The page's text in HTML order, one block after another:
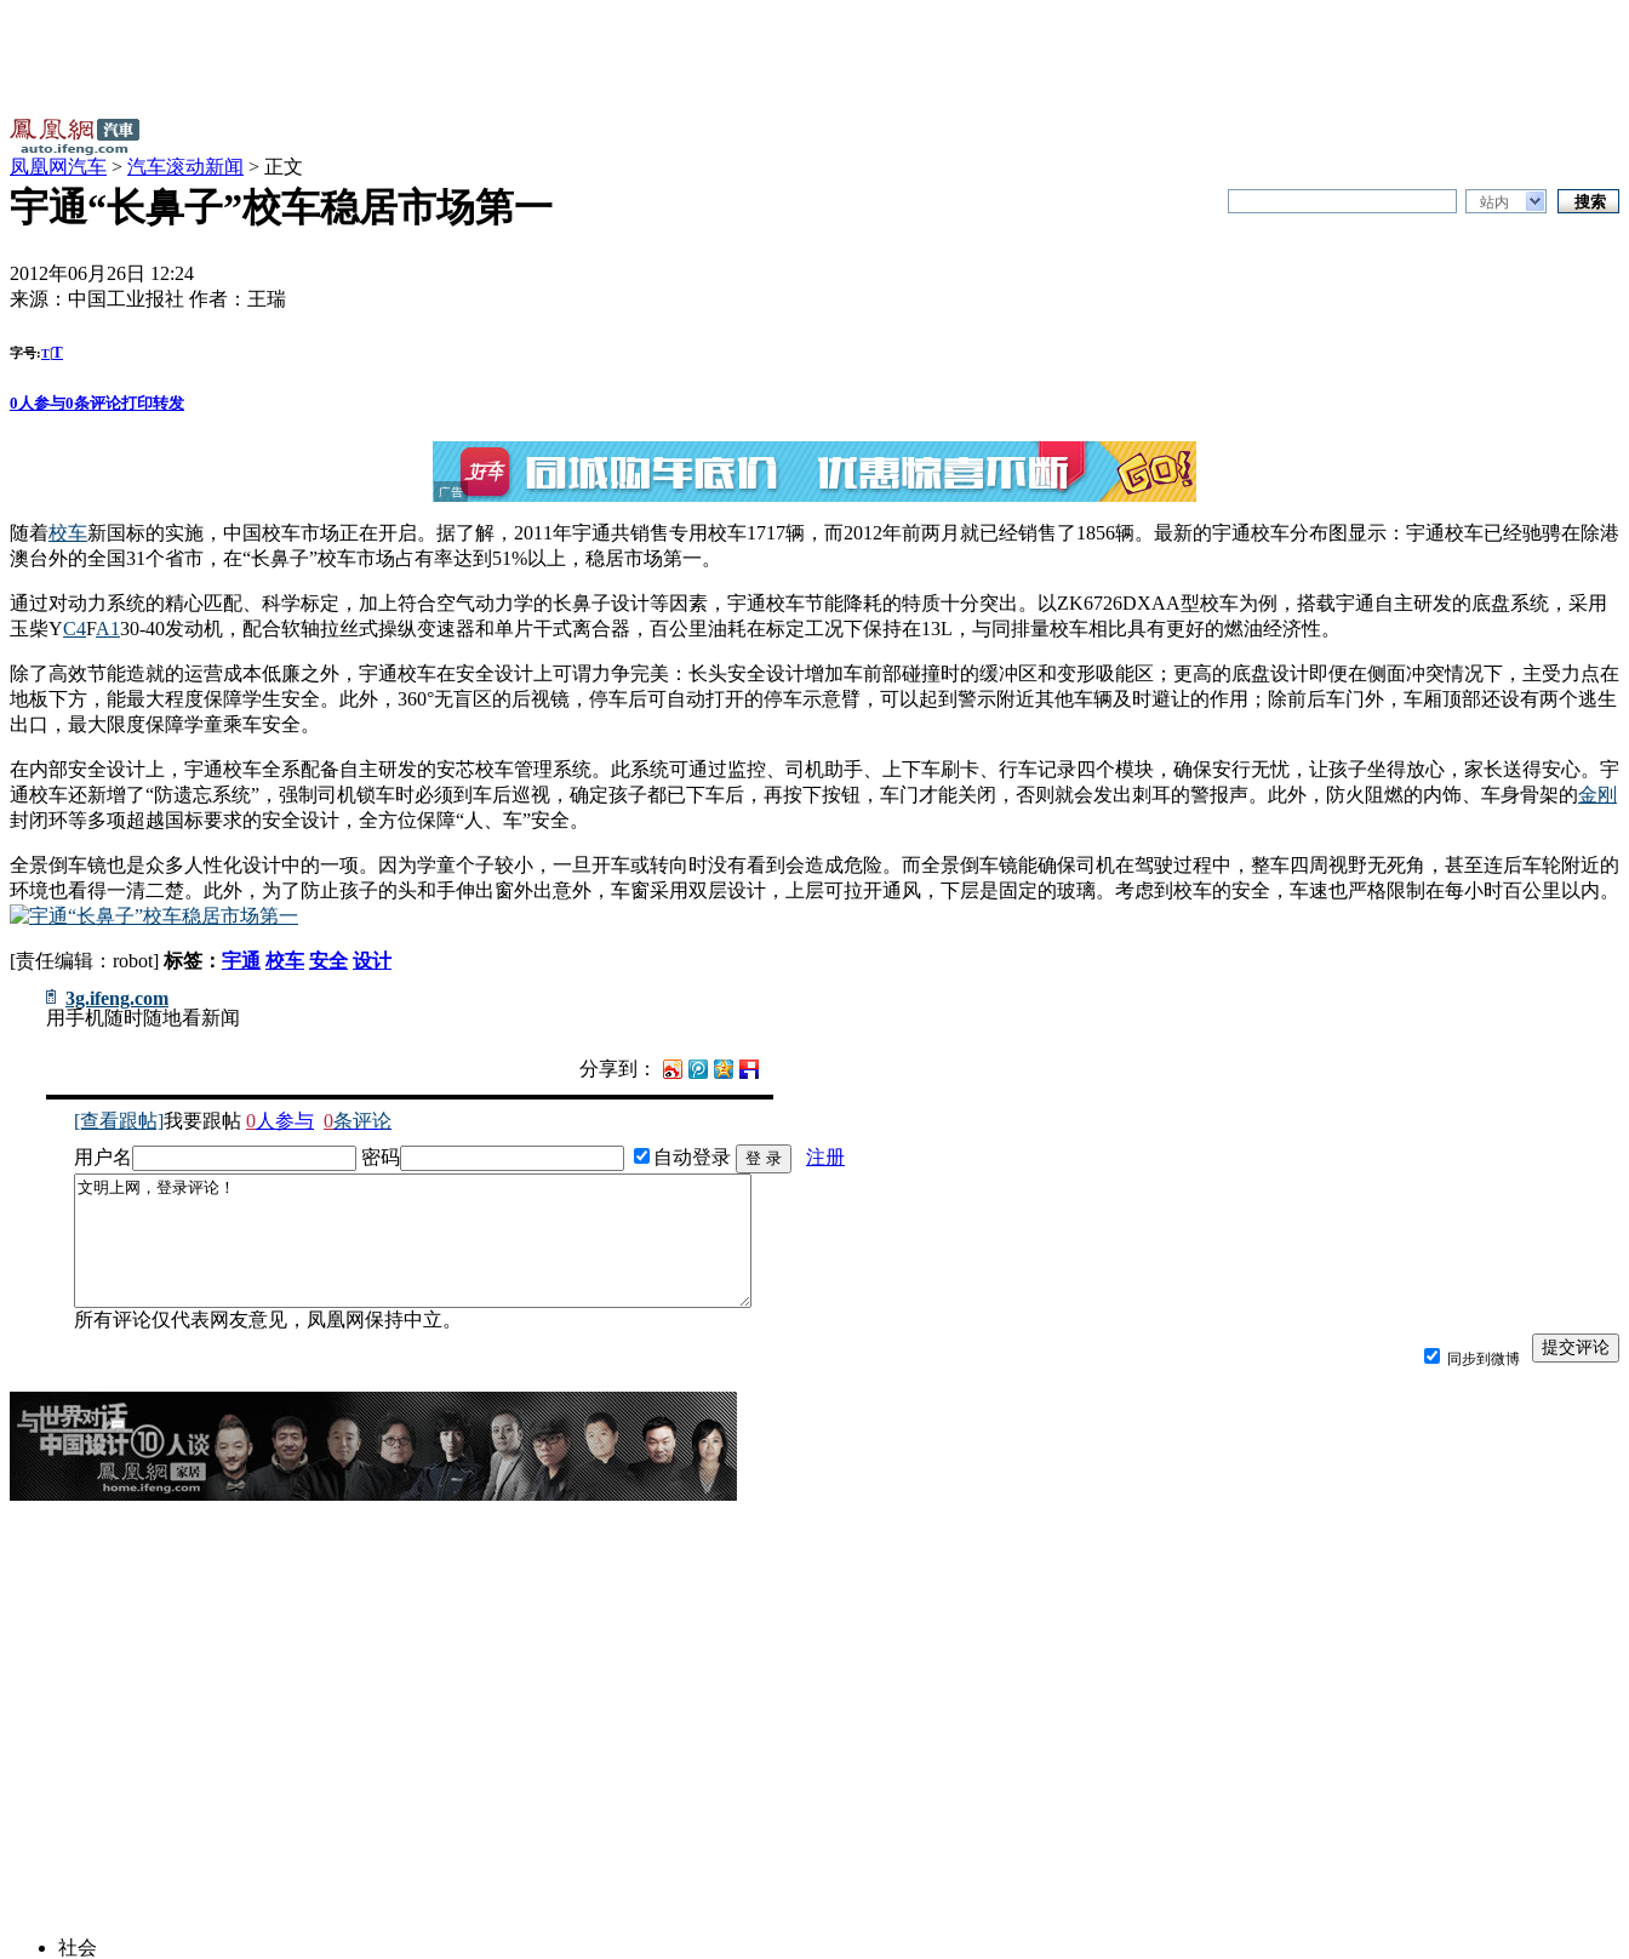
凤凰网汽车 > 汽车滚动新闻 > 正文
站内
宇通“长鼻子”校车稳居市场第一
2012年06月26日 12:24
来源： 中国工业报社 作者： 王瑞
字号:T|T
0 人参与0条评论打印转发
随着校车新国标的实施，中国校车市场正在开启。据了解，2011年宇通共销售专用校车1717辆，而2012年前两月就已经销售了1856辆。最新的宇通校车分布图显示：宇通校车已经驰骋在除港
澳台外的全国31个省市，在“长鼻子”校车市场占有率达到51%以上，稳居市场第一。
通过对动力系统的精心匹配、科学标定，加上符合空气动力学的长鼻子设计等因素，宇通校车节能降耗的特质十分突出。以ZK6726DXAA型校车为例，搭载宇通自主研发的底盘系统，采用
玉柴YC4FA130-40发动机，配合软轴拉丝式操纵变速器和单片干式离合器，百公里油耗在标定工况下保持在13L，与同排量校车相比具有更好的燃油经济性。
除了高效节能造就的运营成本低廉之外，宇通校车在安全设计上可谓力争完美：长头安全设计增加车前部碰撞时的缓冲区和变形吸能区；更高的底盘设计即便在侧面冲突情况下，主受力点在
地板下方，能最大程度保障学生安全。此外，360°无盲区的后视镜，停车后可自动打开的停车示意臂，可以起到警示附近其他车辆及时避让的作用；除前后车门外，车厢顶部还设有两个逃生
出口，最大限度保障学童乘车安全。
在内部安全设计上，宇通校车全系配备自主研发的安芯校车管理系统。此系统可通过监控、司机助手、上下车刷卡、行车记录四个模块，确保安行无忧，让孩子坐得放心，家长送得安心。宇
通校车还新增了“防遗忘系统”，强制司机锁车时必须到车后巡视，确定孩子都已下车后，再按下按钮，车门才能关闭，否则就会发出刺耳的警报声。此外，防火阻燃的内饰、车身骨架的金刚
封闭环等多项超越国标要求的安全设计，全方位保障“人、车”安全。
全景倒车镜也是众多人性化设计中的一项。因为学童个子较小，一旦开车或转向时没有看到会造成危险。而全景倒车镜能确保司机在驾驶过程中，整车四周视野无死角，甚至连后车轮附近的
环境也看得一清二楚。此外，为了防止孩子的头和手伸出窗外出意外，车窗采用双层设计，上层可拉开通风，下层是固定的玻璃。考虑到校车的安全，车速也严格限制在每小时百公里以内。
[责任编辑：robot] 标签： 宇通 校车 安全 设计
3g.ifeng.com
用手机随时随地看新闻
分享到：
[查看跟帖]我要跟帖 0人参与 0条评论
用户名
密码 自动登录 注册
所有评论仅代表网友意见，凤凰网保持中立。
同步到微博
社会